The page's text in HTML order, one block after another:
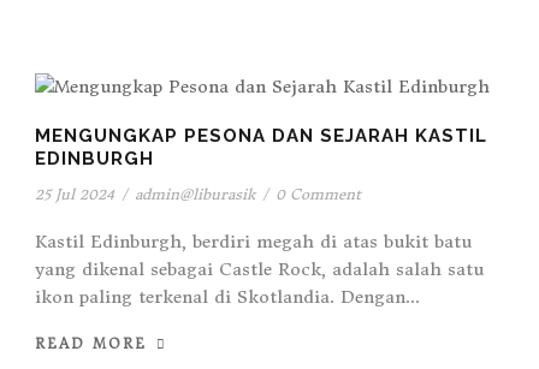
MENGUNGKAP PESONA DAN SEJARAH KASTIL
EDINBURGH
25 Jul 2024 / admin@liburasik / 0 Comment
Kastil Edinburgh, berdiri megah di atas bukit batu
yang dikenal sebagai Castle Rock, adalah salah satu
ikon paling terkenal di Skotlandia. Dengan...
READ MORE